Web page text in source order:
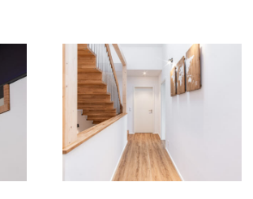
Wohnhaus N46